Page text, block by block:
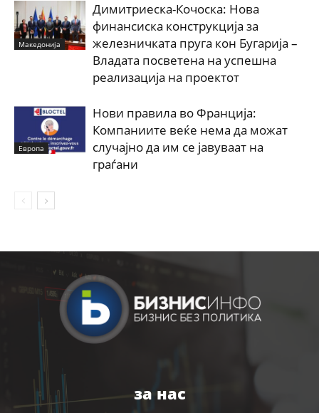
Македонија
Димитриеска-Кочоска: Нова
финансиска конструкција за
железничката пруга кон Бугарија –
Владата посветена на успешна
реализација на проектот
Европа
Нови правила во Франција:
Компаниите веќе нема да можат
случајно да им се јавуваат на
граѓани
за нас